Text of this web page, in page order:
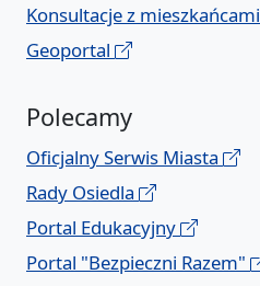
Konsultacje z mieszkańcami
Geoportal
Polecamy
Oficjalny Serwis Miasta
Rady Osiedla
Portal Edukacyjny
Portal "Bezpieczni Razem"